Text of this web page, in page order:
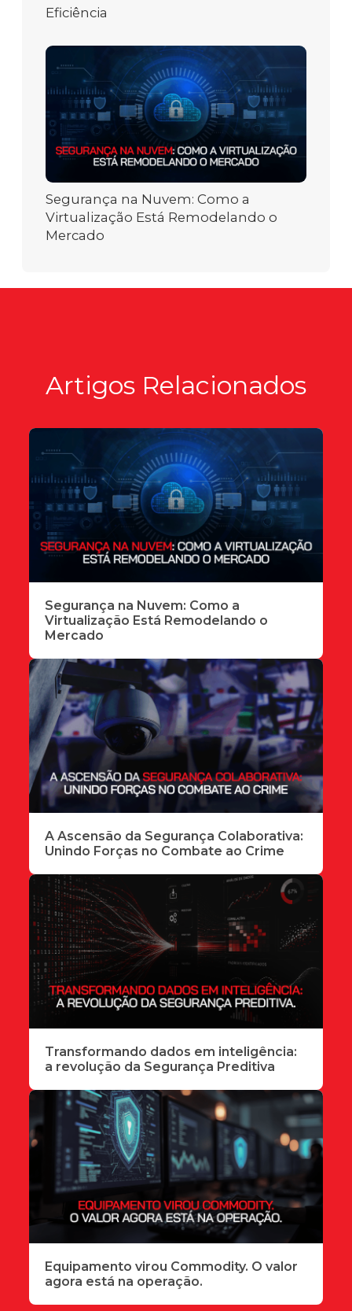
Eficiência
Segurança na Nuvem: Como a
Virtualização Está Remodelando o
Mercado
Artigos Relacionados
Segurança na Nuvem: Como a
Virtualização Está Remodelando o
Mercado
A Ascensão da Segurança Colaborativa:
Unindo Forças no Combate ao Crime
Transformando dados em inteligência:
a revolução da Segurança Preditiva
Equipamento virou Commodity. O valor
agora está na operação.